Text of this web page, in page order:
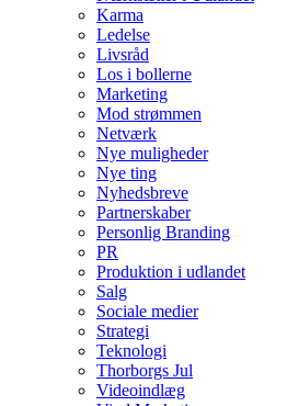
Karma
Ledelse
Livsråd
Los i bollerne
Marketing
Mod strømmen
Netværk
Nye muligheder
Nye ting
Nyhedsbreve
Partnerskaber
Personlig Branding
PR
Produktion i udlandet
Salg
Sociale medier
Strategi
Teknologi
Thorborgs Jul
Videoindlæg